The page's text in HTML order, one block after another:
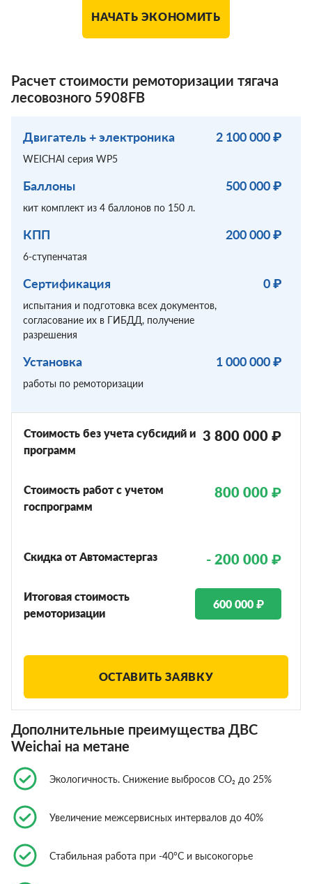
НАЧАТЬ ЭКОНОМИТЬ
Расчет стоимости ремоторизации тягача
лесовозного 5908FB
Двигатель + электроника 2 100 000 ₽
WEICHAI серия WP5
Баллоны 500 000 ₽
кит комплект из 4 баллонов по 150 л.
КПП 200 000 ₽
6-ступенчатая
Сертификация 0 ₽
испытания и подготовка всех документов,
согласование их в ГИБДД, получение
разрешения
Установка 1 000 000 ₽
работы по ремоторизации
Стоимость без учета субсидий и
программ
3 800 000 ₽
Стоимость работ с учетом
госпрограмм
800 000 ₽
Скидка от Автомастергаз - 200 000 ₽
Итоговая стоимость
ремоторизации
600 000 ₽
ОСТАВИТЬ ЗАЯВКУ
Дополнительные преимущества ДВС
Weichai на метане
Экологичность. Снижение выбросов CO₂ до 25%
Увеличение межсервисных интервалов до 40%
Стабильная работа при -40°C и высокогорье